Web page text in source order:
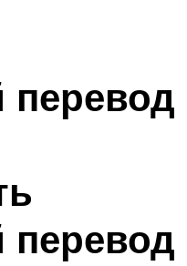
перевод
перевод